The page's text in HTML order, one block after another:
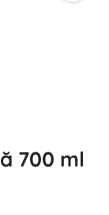
700 ml